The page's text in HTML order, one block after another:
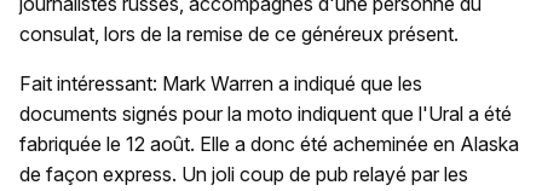
consulat, lors de la remise de ce généreux présent.
Fait intéressant: Mark Warren a indiqué que les
documents signés pour la moto indiquent que l'Ural a été
fabriquée le 12 août. Elle a donc été acheminée en Alaska
de façon express. Un joli coup de pub relayé par les